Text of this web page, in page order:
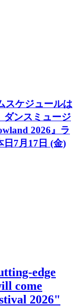
スケジュールは
ダンスミュージ
2026』ラ
日7月17日 (金)
edge
come
2026"